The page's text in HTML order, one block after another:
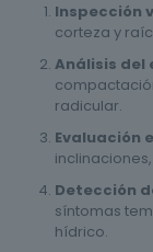
Inspección
corteza y
Análisis del
radicular.
Evaluación
Detección
síntomas
hídrico.